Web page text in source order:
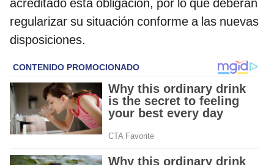
regularizar su situación conforme a las nuevas
disposiciones.